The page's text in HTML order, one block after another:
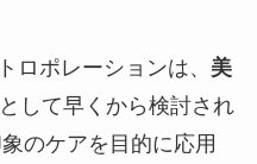
ロポレーションは、 美
して早くから検討され
のケアを目的に応用